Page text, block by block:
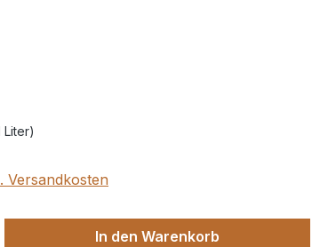
Liter)
Versandkosten
Gib den gewünschten Wert
In den Warenkorb